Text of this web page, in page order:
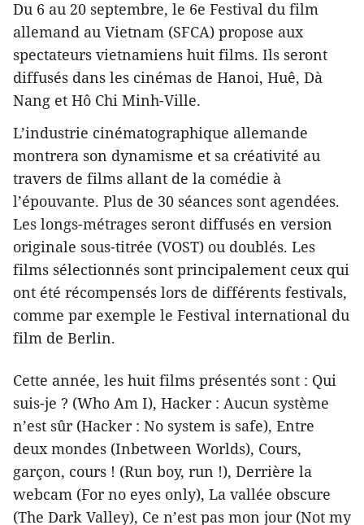
Du 6 au 20 septembre, le 6e Festival du film
allemand au Vietnam (SFCA) propose aux
spectateurs vietnamiens huit films. Ils seront
diffusés dans les cinémas de Hanoi, Huê, Dà
Nang et Hô Chi Minh-Ville.
L’industrie cinématographique allemande
montrera son dynamisme et sa créativité au
travers de films allant de la comédie à
l’épouvante. Plus de 30 séances sont agendées.
Les longs-métrages seront diffusés en version
originale sous-titrée (VOST) ou doublés. Les
films sélectionnés sont principalement ceux qui
ont été récompensés lors de différents festivals,
comme par exemple le Festival international du
film de Berlin.
Cette année, les huit films présentés sont : Qui
suis-je ? (Who Am I), Hacker : Aucun système
n’est sûr (Hacker : No system is safe), Entre
deux mondes (Inbetween Worlds), Cours,
garçon, cours ! (Run boy, run !), Derrière la
webcam (For no eyes only), La vallée obscure
(The Dark Valley), Ce n’est pas mon jour (Not my